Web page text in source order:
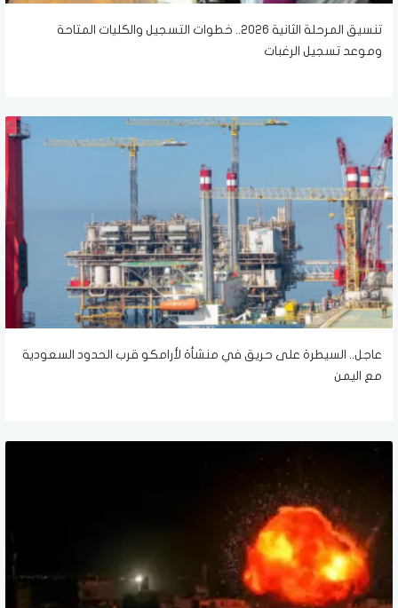
تنسيق المرحلة الثانية 2026.. خطوات التسجيل والكليات المتاحة
وموعد تسجيل الرغبات
عاجل.. السيطرة على حريق في منشأة لأرامكو قرب الحدود السعودية
مع اليمن